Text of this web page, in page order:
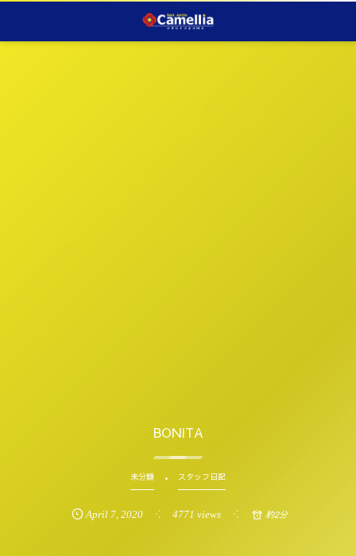
BONITA
未分類 スタッフ日記
April 7 ,2020 4771 views 約2分